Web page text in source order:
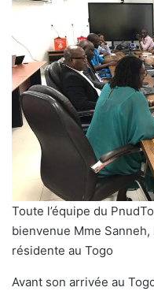
Toute l’équipe du
bienvenue Mme
résidente au Togo
Avant son arrivée au